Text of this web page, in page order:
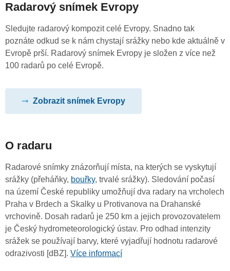
Radarový snímek Evropy
Sledujte radarový kompozit celé Evropy. Snadno tak
poznáte odkud se k nám chystají srážky nebo kde aktuálně v
Evropě prší. Radarový snímek Evropy je složen z více než
100 radarů po celé Evropě.
Zobrazit snímek Evropy
O radaru
Radarové snímky znázorňují místa, na kterých se vyskytují
srážky (přeháňky, bouřky, trvalé srážky). Sledování počasí
na území České republiky umožňují dva radary na vrcholech
Praha v Brdech a Skalky u Protivanova na Drahanské
vrchovině. Dosah radarů je 250 km a jejich provozovatelem
je Český hydrometeorologický ústav. Pro odhad intenzity
srážek se používají barvy, které vyjadřují hodnotu radarové
odrazivosti [dBZ]. Více informací